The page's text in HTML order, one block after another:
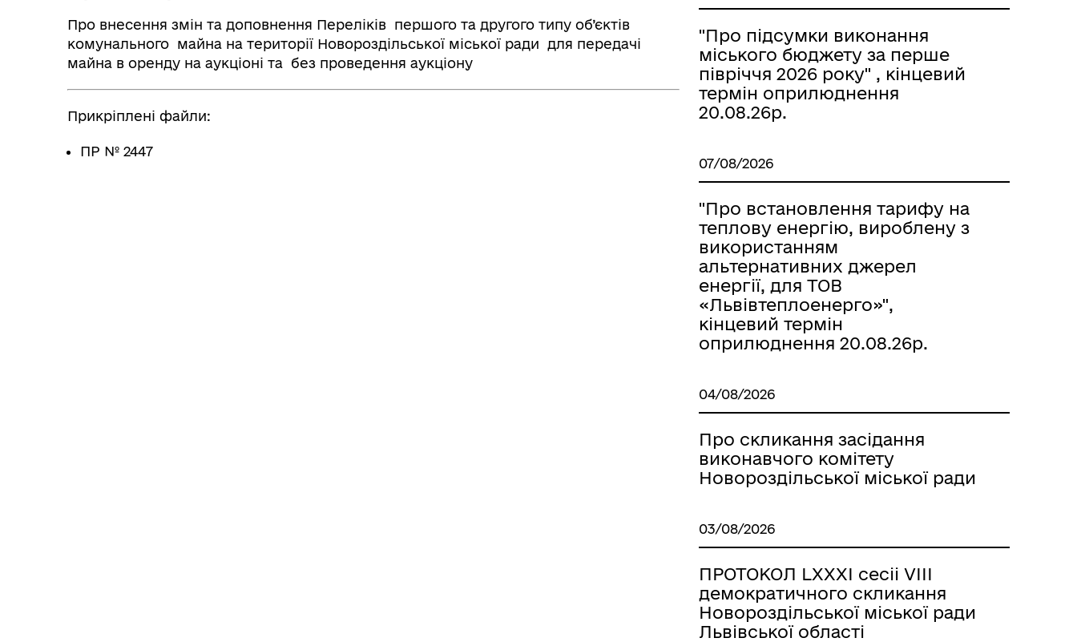
Про внесення змін та доповнення Переліків першого та другого типу об’єктів
комунального майна на території Новороздільської міської ради для передачі
майна в оренду на аукціоні та без проведення аукціону
Прикріплені файли:
ПР № 2447
"Про підсумки виконання
міського бюджету за перше
півріччя 2026 року" , кінцевий
термін оприлюднення
20.08.26р.
07/08/2026
"Про встановлення тарифу на
теплову енергію, вироблену з
використанням
альтернативних джерел
енергії, для ТОВ
«Львівтеплоенерго»",
кінцевий термін
оприлюднення 20.08.26р.
04/08/2026
Про скликання засідання
виконавчого комітету
Новороздільської міської ради
03/08/2026
ПРОТОКОЛ LХХХІ сесіі VІІІ
демократичного скликання
Новороздільської міської ради
Львівської області